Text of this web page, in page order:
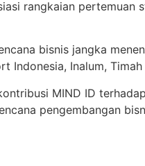
rangkaian pertemuan
bisnis jangka
Indonesia, Inalum, Timah
MIND ID
pengembangan